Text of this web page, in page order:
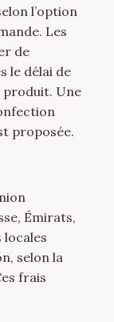
l’option
Les
de
le délai de
produit. Une
proposée.
Émirats,
locales
selon la
frais